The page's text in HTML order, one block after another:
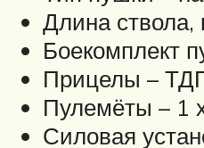
Длина ствола,
Боекомплект
Прицелы –
Пулемёты – 1
Силовая